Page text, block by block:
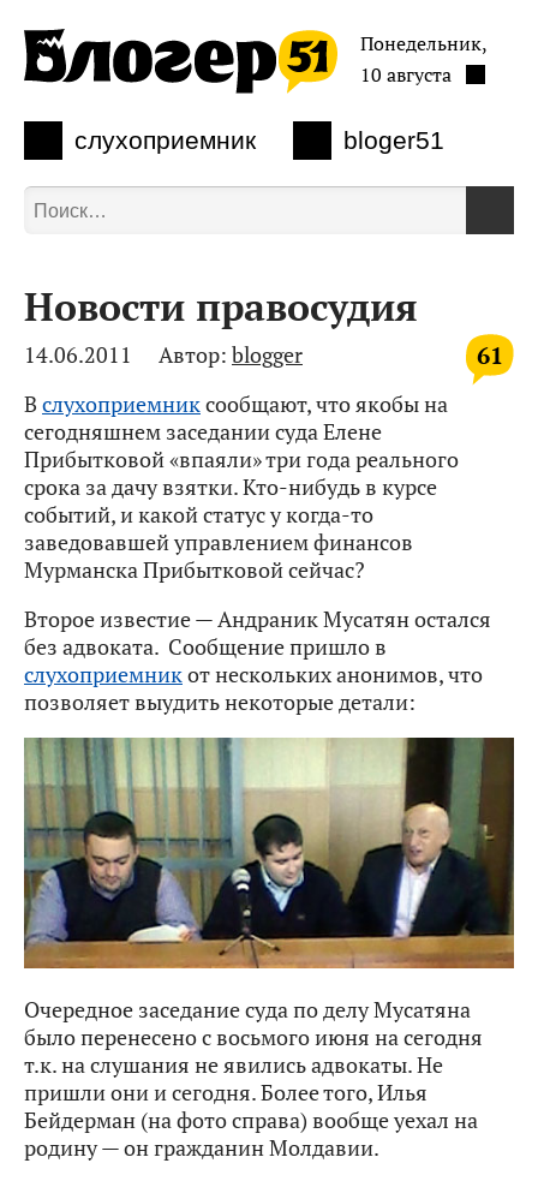
слухоприемник bloger51
Понедельник,
10 августа
Новости правосудия
61
14.06.2011 Автор: blogger
В слухоприемниксообщают, что якобы на
сегодняшнем заседании суда Елене
Прибытковой «впаяли» три года реального
срока за дачу взятки. Кто-нибудь в курсе
событий, и какой статус у когда-то
заведовавшей управлением финансов
Мурманска Прибытковой сейчас?
Второе известие — Андраник Мусатян остался
без адвоката. Сообщение пришло в
слухоприемникот нескольких анонимов, что
позволяет выудить некоторые детали:
Очередное заседание суда по делу Мусатяна
было перенесено с восьмого июня на сегодня
т.к. на слушания не явились адвокаты. Не
пришли они и сегодня. Более того, Илья
Бейдерман (на фото справа) вообще уехал на
родину — он гражданин Молдавии.